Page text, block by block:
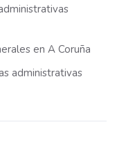
en A Coruña
administrativas